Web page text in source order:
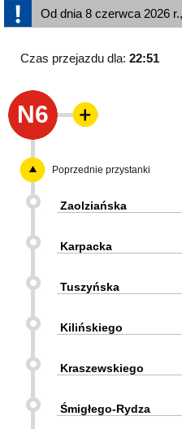
Od dnia 8 czerwca 2026
Czas przejazdu dla: 22:51
N6
Poprzednie przystanki
Zaolziańska
Karpacka
Tuszyńska
Kilińskiego
Kraszewskiego
Śmigłego-Rydza